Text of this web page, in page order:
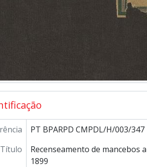
PT BPARPD CMPDL/H/003/347
Título
Recenseamento de
1899